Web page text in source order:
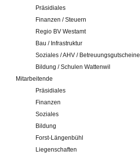
Präsidiales
Finanzen / Steuern
Regio BV Westamt
Bau / Infrastruktur
Soziales / AHV / Betreuungsgutscheine
Bildung / Schulen Wattenwil
Mitarbeitende
Präsidiales
Finanzen
Soziales
Bildung
Forst-Längenbühl
Liegenschaften